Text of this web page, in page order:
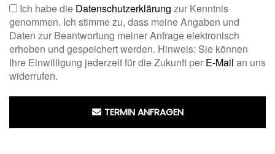
Ich habe die Datenschutzerklärung zur Kenntnis
genommen. Ich stimme zu, dass meine Angaben und
Daten zur Beantwortung meiner Anfrage elektronisch
erhoben und gespeichert werden. Hinweis: Sie können
Ihre Einwilligung jederzeit für die Zukunft per E-Mail an uns
widerrufen.
TERMIN ANFRAGEN